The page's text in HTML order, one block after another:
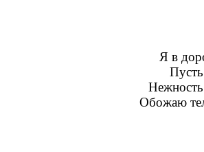
Я в
Обожаю